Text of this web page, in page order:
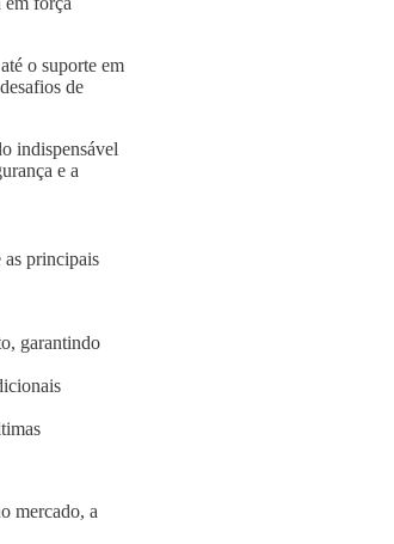
o suporte em
de
indispensável
e a
as principais
garantindo
mercado, a